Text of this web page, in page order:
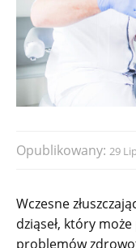
Opublikowany: 29
Wczesne
dziąseł, który
problemów